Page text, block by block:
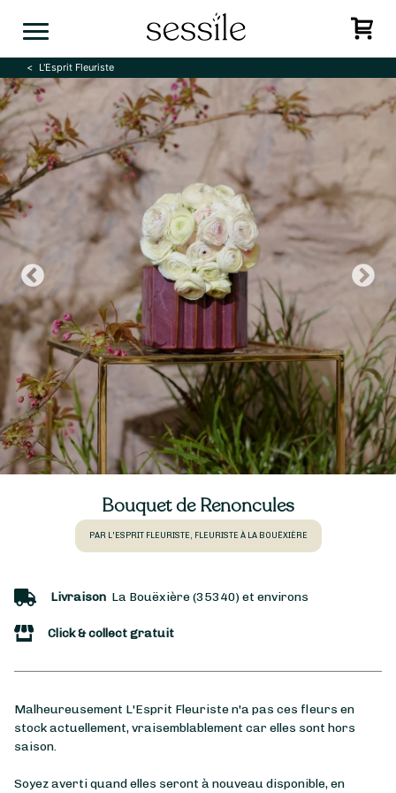
L'Esprit Fleuriste
Previous
Bouquet de Renoncules
PAR L'ESPRIT FLEURISTE, FLEURISTE À LA BOUËXIÈRE
Livraison La Bouëxière (35340) et environs
Click & collect gratuit
Malheureusement L'Esprit Fleuriste n'a pas ces fleurs en
stock actuellement, vraisemblablement car elles sont hors
saison.
Soyez averti quand elles seront à nouveau disponible, en